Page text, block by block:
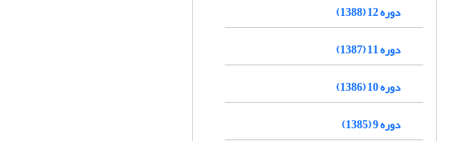
دوره 12 (1388)
دوره 11 (1387)
دوره 10 (1386)
دوره 9 (1385)